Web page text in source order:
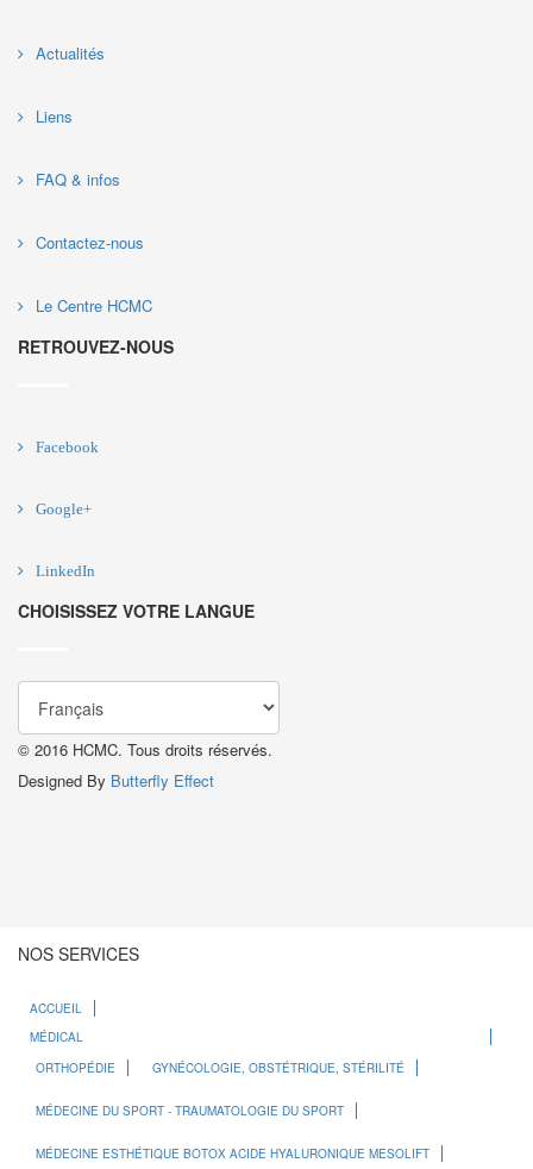
Actualités
Liens
FAQ & infos
Contactez-nous
Le Centre HCMC
RETROUVEZ-NOUS
Facebook
Google+
LinkedIn
CHOISISSEZ VOTRE LANGUE
© 2016 HCMC. Tous droits réservés.
Designed By Butterfly Effect
NOS SERVICES
ACCUEIL
MÉDICAL
ORTHOPÉDIE
GYNÉCOLOGIE, OBSTÉTRIQUE, STÉRILITÉ
MÉDECINE DU SPORT - TRAUMATOLOGIE DU SPORT
MÉDECINE ESTHÉTIQUE BOTOX ACIDE HYALURONIQUE MESOLIFT